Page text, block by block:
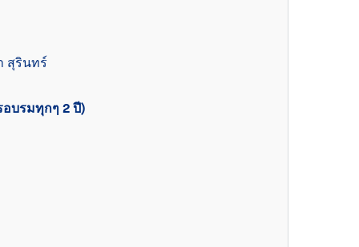
สุรินทร์
บรมทุกๆ 2 ปี)